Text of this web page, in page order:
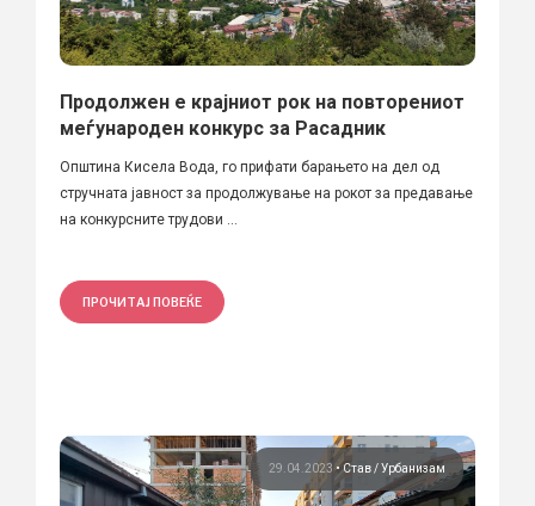
Продолжен е крајниот рок на повторениот
меѓународен конкурс за Расадник
Општина Кисела Вода, го прифати барањето на дел од
стручната јавност за продолжување на рокот за предавање
на конкурсните трудови ...
ПРОЧИТАЈ ПОВЕЌЕ
29.04.2023 •Став Урбанизам